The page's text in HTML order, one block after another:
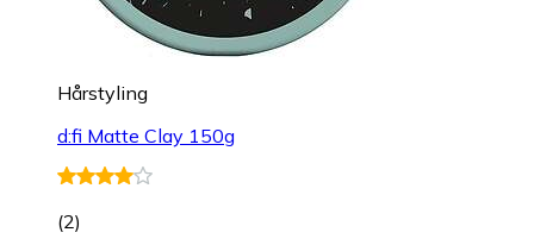
Hårstyling
d:fi Matte Clay 150g
(2)